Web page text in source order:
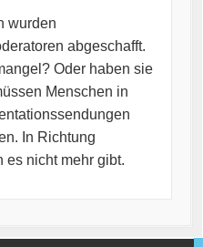
wurden
abgeschafft.
Oder haben sie
Menschen in
In Richtung
es nicht mehr gibt.